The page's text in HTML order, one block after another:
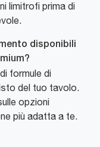
limitrofi prima di
disponibili
formule di
del tuo tavolo.
opzioni
più adatta a te.